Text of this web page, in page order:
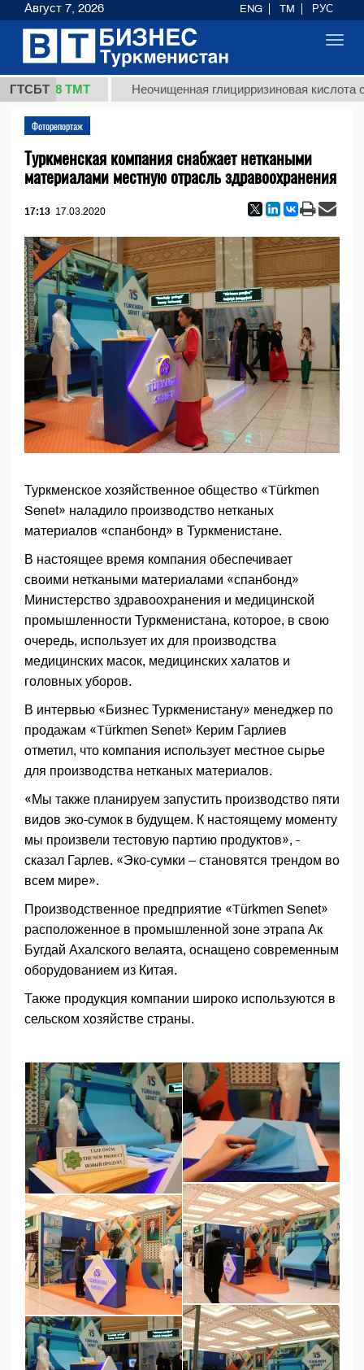
ГТСБТ
37,8 ТМТ Неочищенная глицирризиновая кислота
Фоторепортаж
Туркменская компания снабжает неткаными
материалами местную отрасль здравоохранения
17:13 17.03.2020
Туркменское хозяйственное общество «Türkmen
Senet» наладило производство нетканых
материалов «спанбонд» в Туркменистане.
В настоящее время компания обеспечивает
своими неткаными материалами «спанбонд»
Министерство здравоохранения и медицинской
промышленности Туркменистана, которое, в свою
очередь, использует их для производства
медицинских масок, медицинских халатов и
головных уборов.
В интервью «Бизнес Туркменистану» менеджер по
продажам «Türkmen Senet» Керим Гарлиев
отметил, что компания использует местное сырье
для производства нетканых материалов.
«Мы также планируем запустить производство пяти
видов эко-сумок в будущем. К настоящему моменту
мы произвели тестовую партию продуктов», -
сказал Гарлев. «Эко-сумки – становятся трендом во
всем мире».
Производственное предприятие «Türkmen Senet»
расположенное в промышленной зоне этрапа Ак
Бугдай Ахалского велаята, оснащено современным
оборудованием из Китая.
Также продукция компании широко используются в
сельском хозяйстве страны.
Август 7, 2026 ENG TM РУС